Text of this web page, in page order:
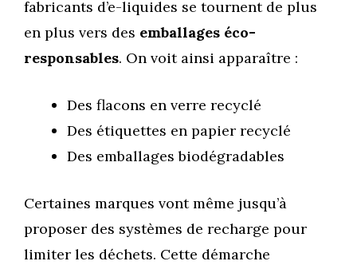
fabricants d’e-liquides se tournent de plus
en plus vers des emballages éco-
responsables. On voit ainsi apparaître :
Des flacons en verre recyclé
Des étiquettes en papier recyclé
Des emballages biodégradables
Certaines marques vont même jusqu’à
proposer des systèmes de recharge pour
limiter les déchets. Cette démarche